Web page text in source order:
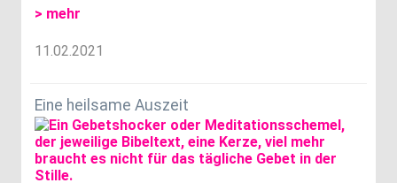
> mehr
11.02.2021
Eine heilsame Auszeit